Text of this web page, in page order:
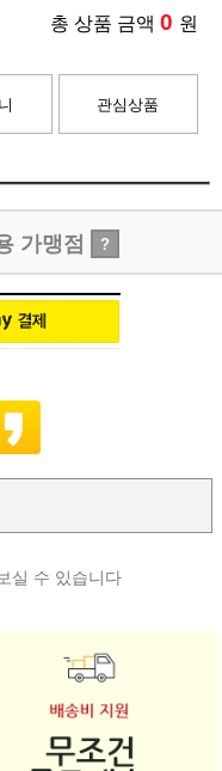
총 상품 금액 0 원
관심상품
가맹점 ?
실 수 있습니다